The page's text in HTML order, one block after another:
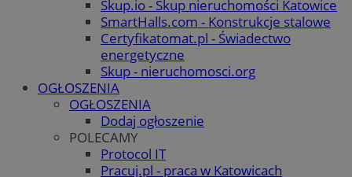
Skup.io - Skup nieruchomości Katowice
SmartHalls.com - Konstrukcje stalowe
Certyfikatomat.pl - Świadectwo
energetyczne
Skup - nieruchomosci.org
OGŁOSZENIA
OGŁOSZENIA
Dodaj ogłoszenie
POLECAMY
Protocol IT
Pracuj.pl - praca w Katowicach